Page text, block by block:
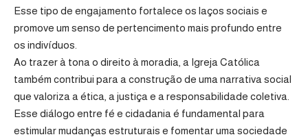
Esse tipo de engajamento fortalece os laços sociais e
promove um senso de pertencimento mais profundo entre
os indivíduos.
Ao trazer à tona o direito à moradia, a Igreja Católica
também contribui para a construção de uma narrativa social
que valoriza a ética, a justiça e a responsabilidade coletiva.
Esse diálogo entre fé e cidadania é fundamental para
estimular mudanças estruturais e fomentar uma sociedade